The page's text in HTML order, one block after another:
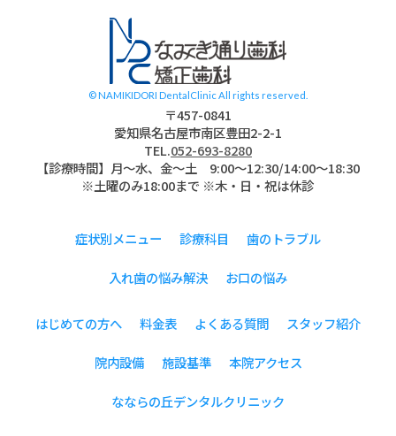
© NAMIKIDORI DentalClinic All rights reserved.
〒457-0841
愛知県名古屋市南区豊田2-2-1
TEL.052-693-8280
【診療時間】月〜水、金～土 9:00〜12:30/14:00～18:30
※土曜のみ18:00まで ※木・日・祝は休診
症状別メニュー 診療科目 歯のトラブル
入れ歯の悩み解決 お口の悩み
はじめての方へ 料金表 よくある質問 スタッフ紹介
院内設備 施設基準 本院アクセス
なならの丘デンタルクリニック